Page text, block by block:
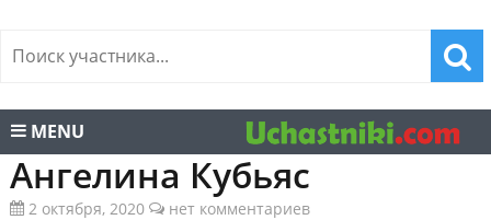
MENU
Ангелина Кубьяс
2 октября, 2020 нет комментариев